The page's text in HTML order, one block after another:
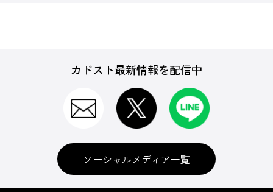
カドスト最新情報を配信中
ソーシャルメディア一覧